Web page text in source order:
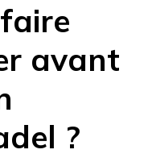
avant
?